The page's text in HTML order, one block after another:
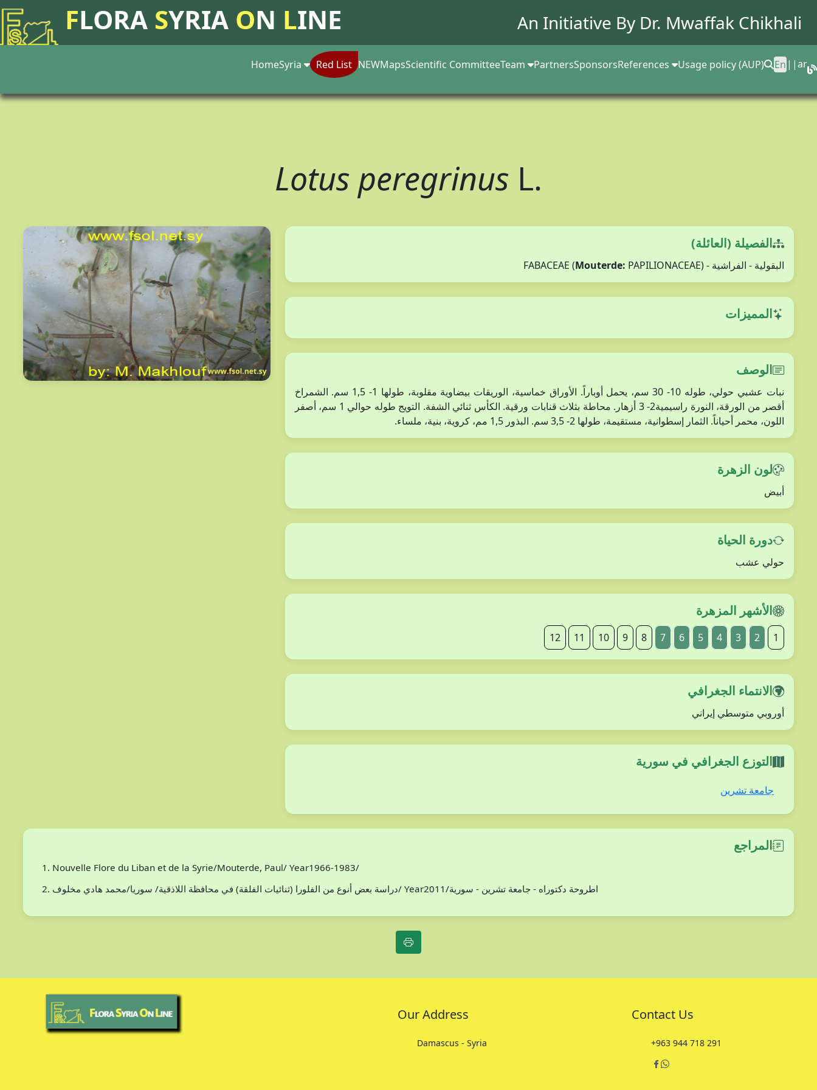
FLORA SYRIA ON LINE An Initiative By Dr. Mwaffak Chikhali
HomeSyria Red List NEWMapsScientific CommitteeTeam PartnersSponsorsReferences Usage policy (AUP) En ||ar
Lotus peregrinus L.
الفصيلة (العائلة)
البقولية - الفراشية - FABACEAE ( Mouterde: PAPILIONACEAE)
المميزات
الوصف
نبات عشبي حولي، طوله 10- 30 سم، يحمل أوباراً. الأوراق خماسية، الوريقات بيضاوية مقلوبة، طولها 1- 1,5 سم. الشمراخ
أقصر من الورقة، النورة راسيمية2- 3 أزهار. محاطة بثلاث قنابات ورقية. الكأس ثنائي الشفة. التويج طوله حوالي 1 سم، أصفر
اللون، محمر أحياناً. الثمار إسطوانية، مستقيمة، طولها 2- 3,5 سم. البذور 1,5 مم، كروية، بنية، ملساء.
لون الزهرة
أبيض
دورة الحياة
حولي عشب
الأشهر المزهرة
1
2
3
4
5
6
7
8
9
10
11
12
الانتماء الجغرافي
أوروبي متوسطي إيراني
التوزع الجغرافي في سورية
جامعة تشرين
المراجع
Nouvelle Flore du Liban et de la Syrie/Mouterde, Paul/ Year1966-1983/
دراسة بعض أنوع من الفلورا (ثنائيات الفلقة) في محافظة اللاذقية/ سوريا/محمد هادي مخلوف/ Year2011/اطروحة دكتوراه - جامعة تشرين - سورية
Our Address
Damascus - Syria
Contact Us
+963 944 718 291